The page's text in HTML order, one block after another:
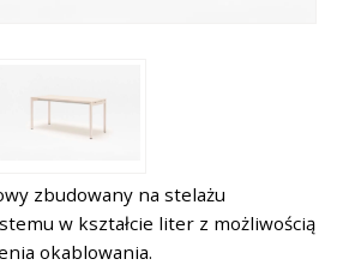
zbudowany na stelażu
w kształcie liter z możliwością
okablowania.